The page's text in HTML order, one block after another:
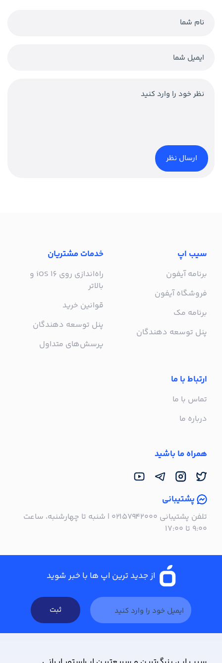
سیب اپ
برنامه آیفون
فروشگاه آیفون
برنامه مک
پنل توسعه دهندگان
خدمات مشتریان
راه‌اندازی روی iOS 16 و
بالاتر
قوانین خرید
پنل توسعه دهندگان
پرسش‌های متداول
ارتباط با ما
تماس با ما
درباره ما
همراه ما باشید
پشتیبانی
تلفن پشتیبانی ۰۲۱۵۷۹۴۲۰۰۰ | شنبه تا چهارشنبه، ساعت
۹:۰۰ تا ۱۷:۰۰
از جدید ترین اپ ها با خبر شوید
ثبت